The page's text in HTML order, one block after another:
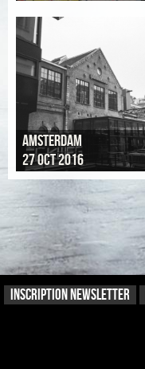
AMSTERDAM
27 OCT 2016
INSCRIPTION NEWSLETTER